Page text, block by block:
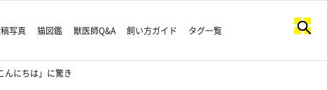
写真 猫図鑑 獣医師Q&A 飼い方ガイド タグ一覧
にちは」に驚き